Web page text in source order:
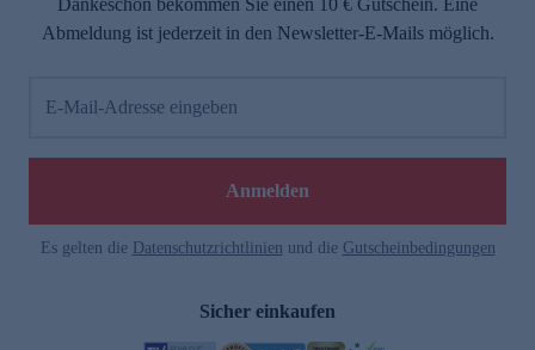
Dankeschön bekommen Sie einen 10 € Gutschein. Eine
Abmeldung ist jederzeit in den Newsletter-E-Mails möglich.
E-Mail-Adresse eingeben
Anmelden
Es gelten die Datenschutzrichtlinien und die Gutscheinbedingungen
Sicher einkaufen